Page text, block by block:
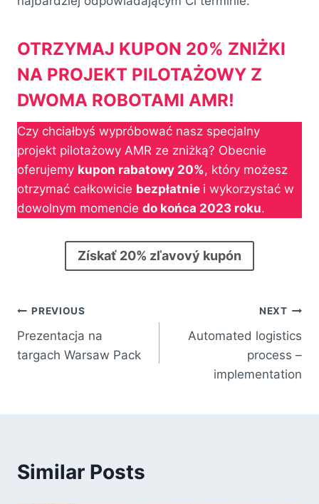
OTRZYMAJ KUPON 20% ZNIŻKI
NA PROJEKT PILOTAŻOWY Z
DWOMA ROBOTAMI AMR!
Czy chciałbyś wypróbować nasz specjalny
projekt pilotażowy AMR ze zniżką? Obecnie
oferujemy kupon rabatowy 20%, który możesz
otrzymać całkowicie bezpłatnie i wykorzystać w
dowolnym momencie do końca 2023 roku.
Získať 20% zľavový kupón
PREVIOUS
Prezentacja na
targach Warsaw Pack
NEXT
Automated logistics
process –
implementation
Similar Posts